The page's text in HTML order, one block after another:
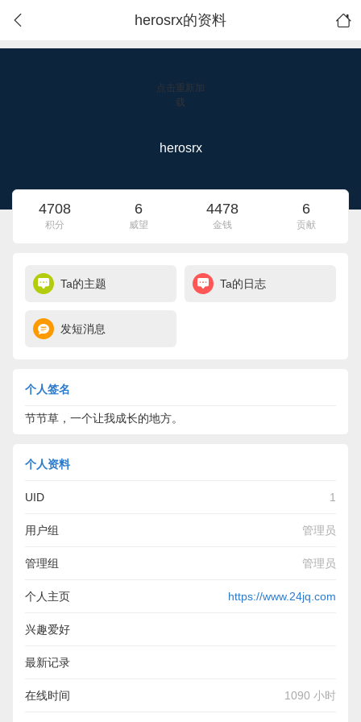
herosrx的资料
点击重新加
载
herosrx
4708
积分
6
威望
4478
金钱
6
贡献
Ta的主题 Ta的日志
发短消息
个人签名
节节草，一个让我成长的地方。
个人资料
UID 1
用户组 管理员
管理组 管理员
个人主页 https://www.24jq.com
兴趣爱好
爱好广泛，对DIY颇有兴趣，木工、养花、养鱼、旅行、写作
等；
最新记录
美容、身高、脂肪、容貌打分、穿搭、卡路里计算器、颜值管
在线时间 1090 小时